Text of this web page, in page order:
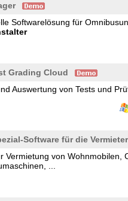
Softwarelösung für
Grading Cloud
Auswertung von Tests und
Software für die Vermieter
Vermietung von Wohnmobilen,
...